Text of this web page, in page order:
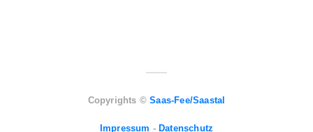
Copyrights ©Saas-Fee/Saastal
Impressum -Datenschutz